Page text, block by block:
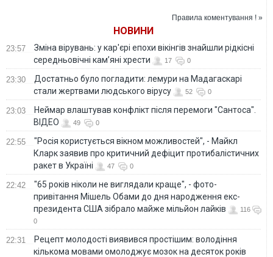
неохотно тут
– Небоженко
Правила коментування ! »
НОВИНИ
23:57
Зміна вірувань: у кар'єрі епохи вікінгів знайшли рідкісні
середньовічні кам’яні хрести
17 0
23:30
Достатньо було погладити: лемури на Мадагаскарі
стали жертвами людського вірусу
52 0
23:03
Неймар влаштував конфлікт після перемоги "Сантоса".
ВІДЕО
49 0
22:55
"Росія користується вікном можливостей", - Майкл
Кларк заявив про критичний дефіцит протибалістичних
ракет в Україні
47 0
22:42
"65 років ніколи не виглядали краще", - фото-
привітання Мішель Обами до дня народження екс-
президента США зібрало майже мільйон лайків
116
0
22:31
Рецепт молодості виявився простішим: володіння
кількома мовами омолоджує мозок на десяток років